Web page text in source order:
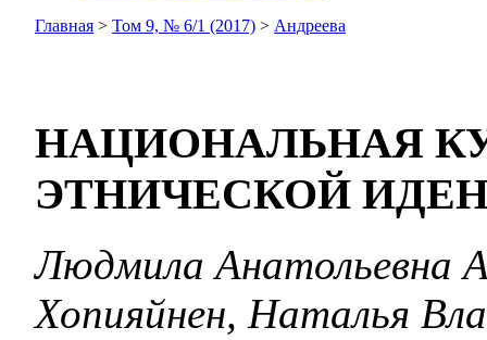
Главная >Том 9, № 6/1 (2017) > Андреева
НАЦИОНАЛЬНАЯ
ЭТНИЧЕСКОЙ
Людмила Анатольевна
Хопияйнен, Наталья